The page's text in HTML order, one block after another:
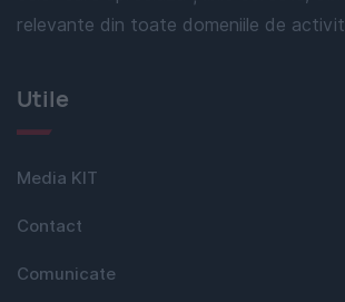
relevante din toate domeniile de
Utile
Media KIT
Contact
Comunicate